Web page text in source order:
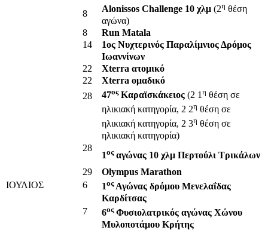
8
Alonissos Challenge 10 χλμ (2η θέση
αγώνα)
8
14
Run Matala
1ος Νυχτερινός Παραλίμνιος Δρόμος
Ιωαννίνων
22
Xterra ατομικό
22
Xterra ομαδικό
28
47οςΚαραϊσκάκειος (2 1 η θέση σε
ηλικιακή κατηγορία, 2 2η θέση σε
ηλικιακή κατηγορία, 2 3η θέση σε
ηλικιακή κατηγορία)
28
1οςαγώνας 10 χλμ Περτούλι Τρικάλων
29
Olympus Marathon
ΙΟΥΛΙΟΣ
6 1οςΑγώνας δρόμου Μενελαΐδας
Καρδίτσας
7
6οςΦυσιολατρικός αγώνας Χώνου
Μυλοποτάμου Κρήτης